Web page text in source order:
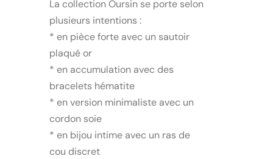
La collection Oursin se porte selon
plusieurs intentions :
* en pièce forte avec un sautoir
plaqué or
* en accumulation avec des
bracelets hématite
* en version minimaliste avec un
cordon soie
* en bijou intime avec un ras de
cou discret